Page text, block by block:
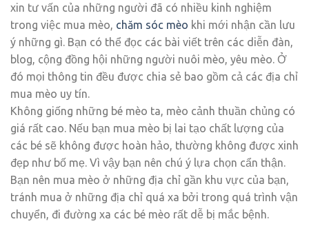
xin tư vấn của những người đã có nhiều kinh nghiệm
trong việc mua mèo, chăm sóc mèo khi mới nhận cần lưu
ý những gì. Bạn có thể đọc các bài viết trên các diễn đàn,
blog, cộng đồng hội những người nuôi mèo, yêu mèo. Ở
đó mọi thông tin đều được chia sẻ bao gồm cả các địa chỉ
mua mèo uy tín.
Không giống những bé mèo ta, mèo cảnh thuần chủng có
giá rất cao. Nếu bạn mua mèo bị lai tạo chất lượng của
các bé sẽ không được hoàn hảo, thường không được xinh
đẹp như bố mẹ. Vì vậy bạn nên chú ý lựa chọn cẩn thận.
Bạn nên mua mèo ở những địa chỉ gần khu vực của bạn,
tránh mua ở những địa chỉ quá xa bởi trong quá trình vận
chuyển, đi đường xa các bé mèo rất dễ bị mắc bệnh.